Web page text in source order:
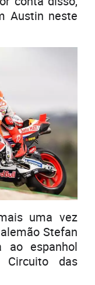
Austin neste
uma vez
Stefan
ao espanhol
das